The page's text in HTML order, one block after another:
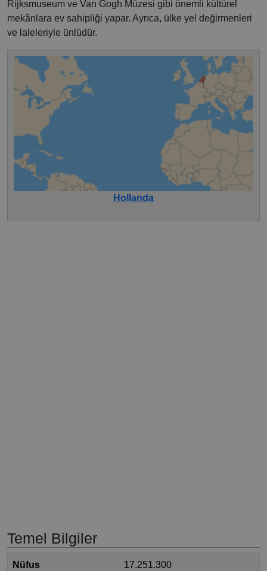
Rijksmuseum ve Van Gogh Müzesi gibi önemli kültürel
mekânlara ev sahipliği yapar. Ayrıca, ülke yel değirmenleri
ve laleleriyle ünlüdür.
Hollanda
Temel Bilgiler
Nüfus 17.251.300